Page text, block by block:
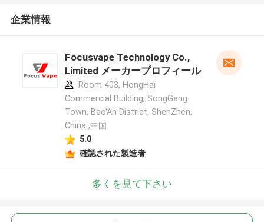
企業情報
Focusvape Technology Co.,
Limited メーカープロフィール
Room 403, HongHai
Commercial Building, SongGang
Town, Bao'An District, ShenZhen,
China ,中国
5.0
確認された製造者
多くを見て下さい